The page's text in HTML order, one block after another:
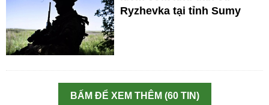
Ryzhevka tại tỉnh Sumy
BẤM ĐỂ XEM THÊM (60 TIN)